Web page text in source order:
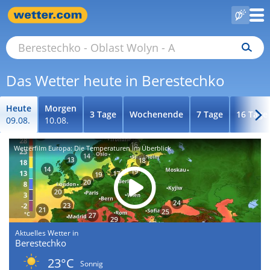
Das Wetter heute in Berestechko
Heute
09.08.
Morgen
10.08.
3 Tage Wochenende 7 Tage 16 Tage
Wetterfilm Europa: Die Temperaturen im Überblick
Aktuelles Wetter in
Berestechko
23°C
Sonnig